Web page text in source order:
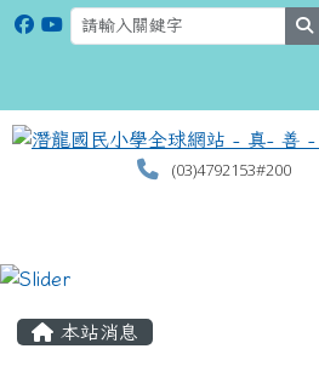
(03)4792153#200
本站消息